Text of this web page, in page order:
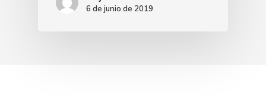
6 de junio de 2019